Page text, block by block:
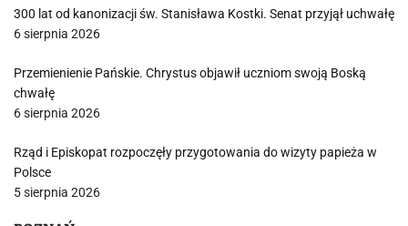
300 lat od kanonizacji św. Stanisława Kostki. Senat przyjął uchwałę
6 sierpnia 2026
Przemienienie Pańskie. Chrystus objawił uczniom swoją Boską
chwałę
6 sierpnia 2026
Rząd i Episkopat rozpoczęły przygotowania do wizyty papieża w
Polsce
5 sierpnia 2026